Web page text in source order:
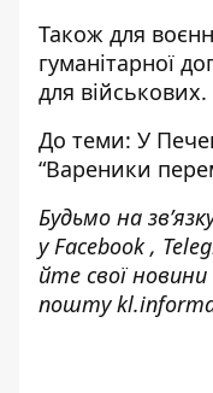
Також для
гуманітарної
для військових.
До теми: У
“Вареники
Будьмо на
уFacebook,
йте свої
пошту